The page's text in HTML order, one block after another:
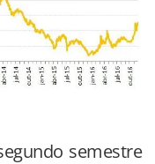
semestre